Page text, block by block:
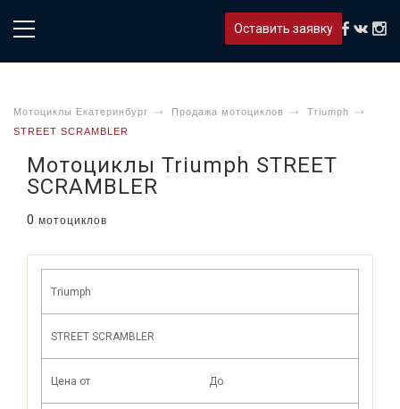
Оставить заявку
Мотоциклы Екатеринбург Продажа мотоциклов
Triumph
STREET SCRAMBLER
Мотоциклы Triumph STREET
SCRAMBLER
0 мотоциклов